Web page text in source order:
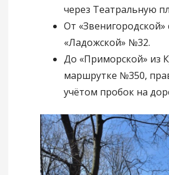
через Театральную
От
«Ладожской» №32.
До «Приморской» из
маршрутке №350,
учётом пробок на